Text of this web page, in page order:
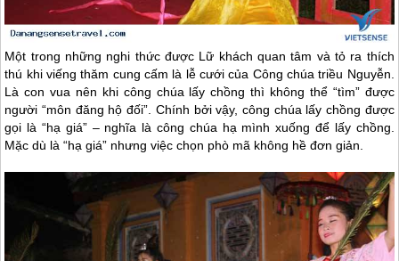
Một trong những nghi thức được Lữ khách quan tâm và tỏ ra thích
thú khi viếng thăm cung cấm là lễ cưới của Công chúa triều Nguyễn.
Là con vua nên khi công chúa lấy chồng thì không thể “tìm” được
người “môn đăng hộ đối”. Chính bởi vậy, công chúa lấy chồng được
gọi là “hạ giá” – nghĩa là công chúa hạ mình xuống để lấy chồng.
Mặc dù là “hạ giá” nhưng việc chọn phò mã không hề đơn giản.